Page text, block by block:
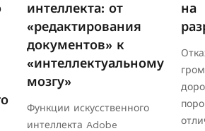
интеллекта: от
«редактирования
документов» к
«интеллектуальному
мозгу»
Функции искусственного
интеллекта Adobe
на